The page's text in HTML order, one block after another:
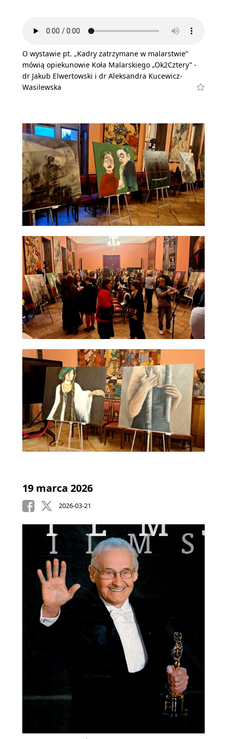
O wystawie pt. „Kadry zatrzymane w malarstwie”
mówią opiekunowie Koła Malarskiego „Ok2Cztery” -
dr Jakub Elwertowski i dr Aleksandra Kucewicz-
Wasilewska
19 marca 2026
2026-03-21